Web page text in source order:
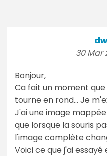
30 Mar
Bonjour,
Ca fait un moment
tourne en rond... Je
J'ai une image
que lorsque la souris
l'image complète
Voici ce que j'ai